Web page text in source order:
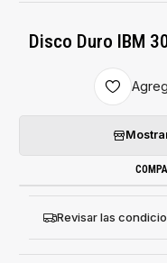
Disco Duro IBM
Revisar las